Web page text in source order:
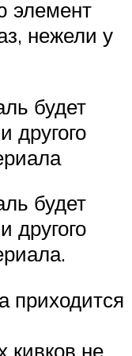
элемент
нежели у
будет
другого
будет
другого
приходится
кивков не